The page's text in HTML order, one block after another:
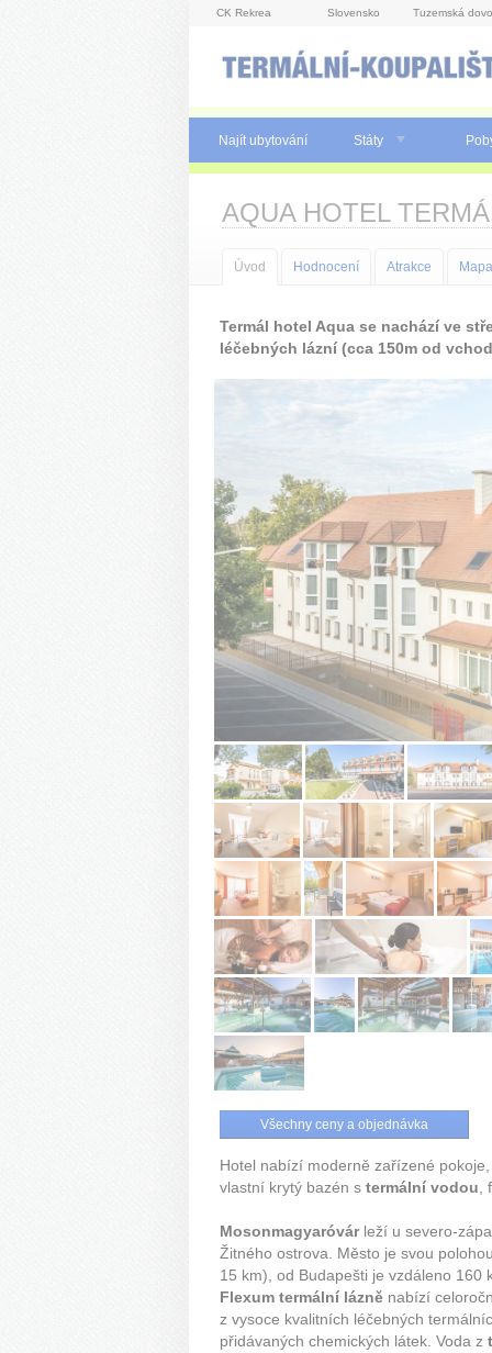
CK Rekrea Slovensko Tuzemská
Najít ubytování Státy
AQUA HOTEL
Úvod Hodnocení Atrakce Mapa
Termál hotel Aqua se nachází ve
léčebných lázní (cca 150m od
Všechny ceny a objednávka
Hotel nabízí moderně zařízené pokoje,
vlastní krytý bazén s termální vodou
Mosonmagyaróvárleží u severo-
Žitného ostrova. Město je svou
15 km), od Budapešti je vzdáleno 160
Flexum termální lázně nabízí
z vysoce kvalitních léčebných
přidávaných chemických látek. Voda z